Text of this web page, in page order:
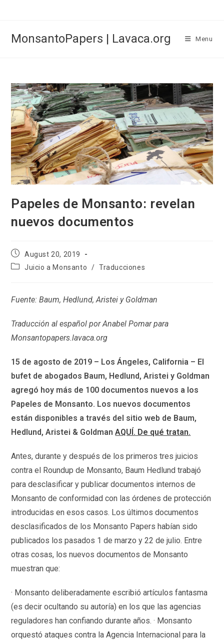
MonsantoPapers | Lavaca.org Menu
Papeles de Monsanto: revelan
nuevos documentos
Post
published:
August 20, 2019
Post Juicio a Monsanto / Traducciones
Fuente: Baum, Hedlund, Aristei y Goldman
Traducción al español por Anabel Pomar para
Monsantopapers.lavaca.org
15 de agosto de 2019 – Los Ángeles, California – El
bufet de abogados Baum, Hedlund, Aristei y Goldman
agregó hoy más de 100 documentos nuevos a los
Papeles de Monsanto. Los nuevos documentos
están disponibles a través del sitio web de Baum,
Hedlund, Aristei & GoldmanAQUÍ. De qué tratan.
Antes, durante y después de los primeros tres juicios
contra el Roundup de Monsanto, Baum Hedlund trabajó
para desclasificar y publicar documentos internos de
Monsanto de conformidad con las órdenes de protección
introducidas en esos casos. Los últimos documentos
desclasificados de los Monsanto Papers habían sido
publicados los pasados 1 de marzo y 22 de julio. Entre
otras cosas, los nuevos documentos de Monsanto
muestran que:
· Monsanto deliberadamente escribió artículos fantasma
(es decir ocultando su autoría) en los que las agencias
reguladores han confiando durante años. · Monsanto
orquestó ataques contra la Agencia Internacional para la